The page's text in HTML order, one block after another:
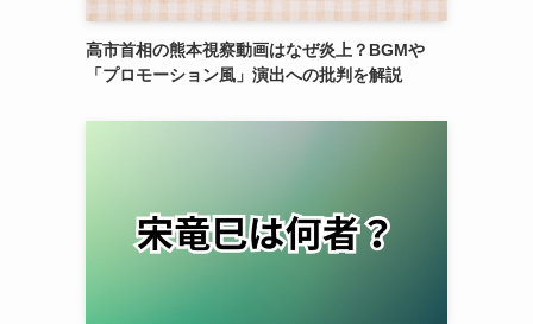
高市首相の熊本視察動画はなぜ炎上？BGMや
「プロモーション風」演出への批判を解説